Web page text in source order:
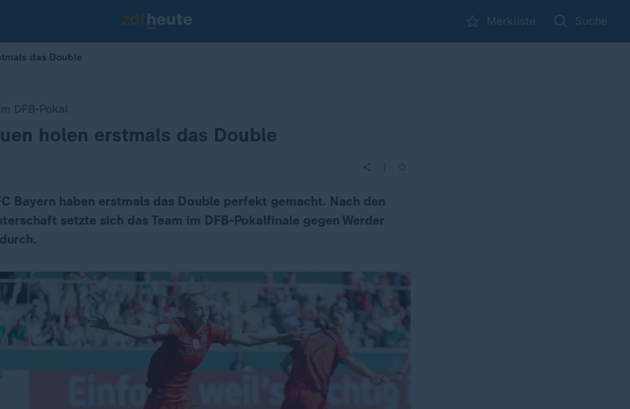
Merkliste Suche
das Double
DFB-Pokal
holen erstmals das Double
Bayern haben erstmals das Double perfekt gemacht. Nach den
setzte sich das Team im DFB-Pokalfinale gegen Werder